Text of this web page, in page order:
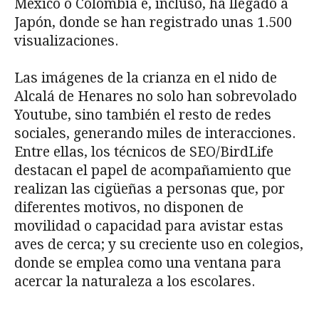
México o Colombia e, incluso, ha llegado a
Japón, donde se han registrado unas 1.500
visualizaciones.
Las imágenes de la crianza en el nido de
Alcalá de Henares no solo han sobrevolado
Youtube, sino también el resto de redes
sociales, generando miles de interacciones.
Entre ellas, los técnicos de SEO/BirdLife
destacan el papel de acompañamiento que
realizan las cigüeñas a personas que, por
diferentes motivos, no disponen de
movilidad o capacidad para avistar estas
aves de cerca; y su creciente uso en colegios,
donde se emplea como una ventana para
acercar la naturaleza a los escolares.